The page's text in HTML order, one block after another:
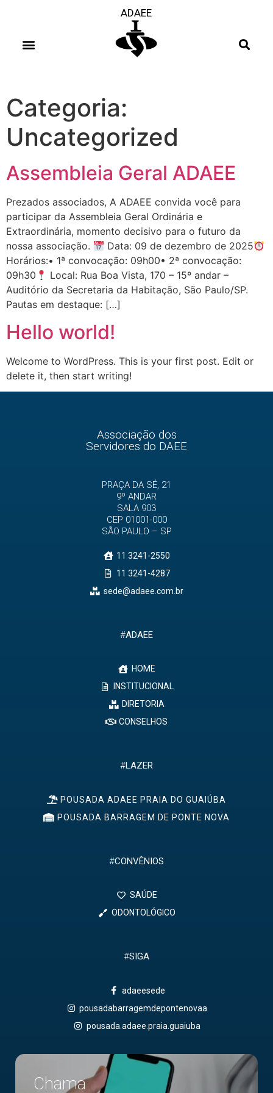
ADAEE
Categoria:
Uncategorized
Assembleia Geral ADAEE
Prezados associados, A ADAEE convida você para
participar da Assembleia Geral Ordinária e
Extraordinária, momento decisivo para o futuro da
nossa associação.
Data: 09 de dezembro de 2025
Horários:• 1ª convocação: 09h00• 2ª convocação:
09h30
Local: Rua Boa Vista, 170 – 15º andar –
Auditório da Secretaria da Habitação, São Paulo/SP.
Pautas em destaque: […]
Hello world!
Welcome to WordPress. This is your first post. Edit or
delete it, then start writing!
Associação dos
Servidores do DAEE
PRAÇA DA SÉ, 21
9º ANDAR
SALA 903
CEP 01001-000
SÃO PAULO – SP
11 3241-2550
11 3241-4287
sede@adaee.com.br
#ADAEE
HOME
INSTITUCIONAL
DIRETORIA
CONSELHOS
#LAZER
POUSADA ADAEE PRAIA DO GUAIÚBA
POUSADA BARRAGEM DE PONTE NOVA
#CONVÊNIOS
SAÚDE
ODONTOLÓGICO
#SIGA
adaeesede
pousadabarragemdepontenovaa
pousada.adaee.praia.guaiuba
Chama